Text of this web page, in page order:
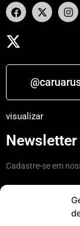
visualizar
Newsletter
Cadastre-se em